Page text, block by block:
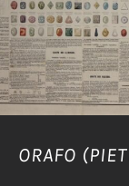
AGGIUNGI AL
DETTAGLI
ORAFO